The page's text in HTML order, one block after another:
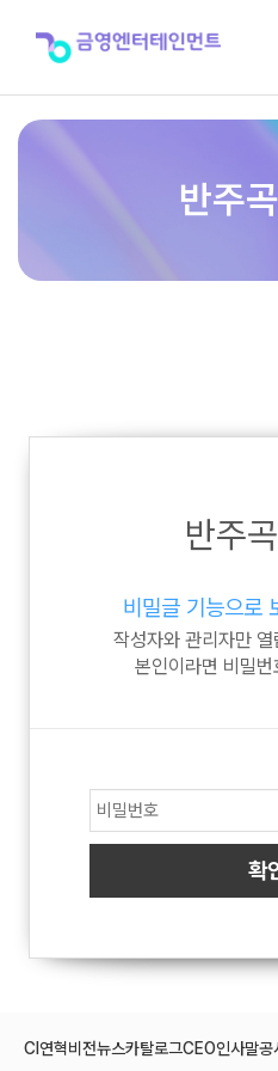
반주
반주
비밀글 기능으로
작성자와 관리자만
본인이라면 비밀
CI 연혁비전뉴스카탈로그CEO인사말공